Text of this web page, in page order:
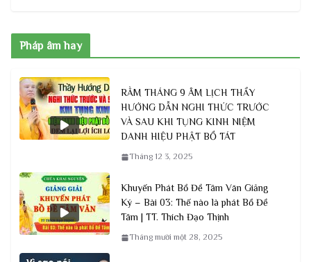
Pháp âm hay
RẰM THÁNG 9 ÂM LỊCH THẦY
HƯỚNG DẪN NGHI THỨC TRƯỚC
VÀ SAU KHI TỤNG KINH NIỆM
DANH HIỆU PHẬT BỒ TÁT
Tháng 12 3, 2025
Khuyến Phát Bồ Đề Tâm Văn Giảng
Ký – Bài 03: Thế nào là phát Bồ Đề
Tâm | TT. Thích Đạo Thịnh
Tháng mười một 28, 2025